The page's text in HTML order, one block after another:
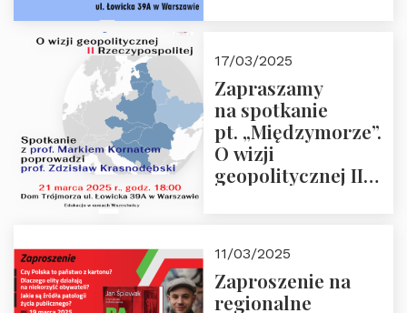
“Rosja-Niemcy…”
17/03/2025
Zapraszamy
na spotkanie
pt. „Międzymorze”.
O wizji
geopolitycznej II
i prof.
Krasnodębski
11/03/2025
Zaproszenie na
regionalne